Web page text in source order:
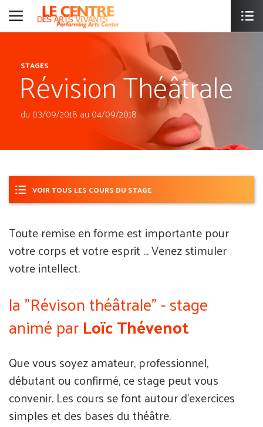
STAGES
Révision Théâtrale
du 03/09/2018 au 04/09/2018
VOIR TOUS LES COURS DU STAGE
Toute remise en forme est importante pour
votre corps et votre esprit ... Venez stimuler
votre intellect.
la "Révison théâtrale" - stage
animé parLoïc Thévenot
Que vous soyez amateur, professionnel,
débutant ou confirmé, ce stage peut vous
convenir. Les cours se font autour d'exercices
simples et des bases du théâtre.